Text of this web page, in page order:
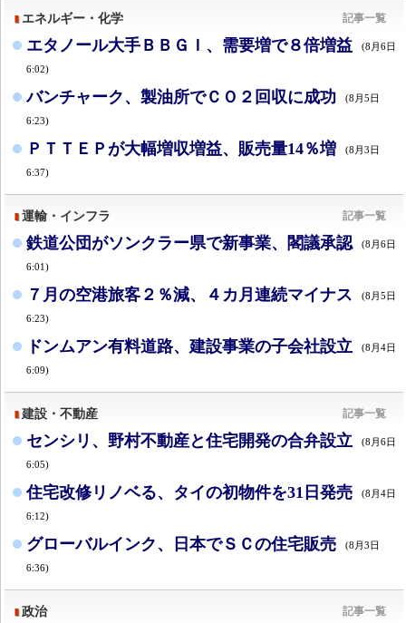
エネルギー・化学 記事一覧
エタノール大手ＢＢＧＩ、需要増で８倍増益 (8月6日
6:02)
バンチャーク、製油所でＣＯ２回収に成功 (8月5日
6:23)
ＰＴＴＥＰが大幅増収増益、販売量14％増 (8月3日
6:37)
運輸・インフラ 記事一覧
鉄道公団がソンクラー県で新事業、閣議承認 (8月6日
6:01)
７月の空港旅客２％減、４カ月連続マイナス (8月5日
6:23)
ドンムアン有料道路、建設事業の子会社設立 (8月4日
6:09)
建設・不動産 記事一覧
センシリ、野村不動産と住宅開発の合弁設立 (8月6日
6:05)
住宅改修リノベる、タイの初物件を31日発売 (8月4日
6:12)
グローバルインク、日本でＳＣの住宅販売 (8月3日
6:36)
政治 記事一覧